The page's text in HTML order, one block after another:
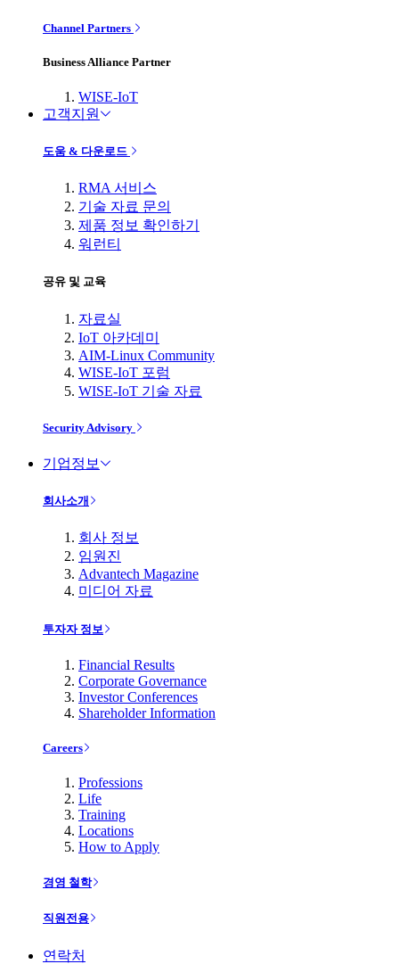
Channel Partners
Business Alliance Partner
WISE-IoT
고객지원
도움 & 다운로드
RMA 서비스
기술 자료 문의
제품 정보 확인하기
워런티
공유 및 교육
자료실
IoT 아카데미
AIM-Linux Community
WISE-IoT 포럼
WISE-IoT 기술 자료
Security Advisory
기업정보
회사소개
회사 정보
임원진
Advantech Magazine
미디어 자료
투자자 정보
Financial Results
Corporate Governance
Investor Conferences
Shareholder Information
Careers
Professions
Life
Training
Locations
How to Apply
경영 철학
직원전용
연락처